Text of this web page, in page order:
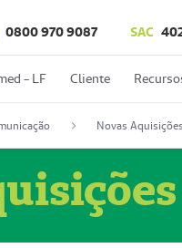
0800 970 9087 SAC
- LF Cliente
Novas Aquisições